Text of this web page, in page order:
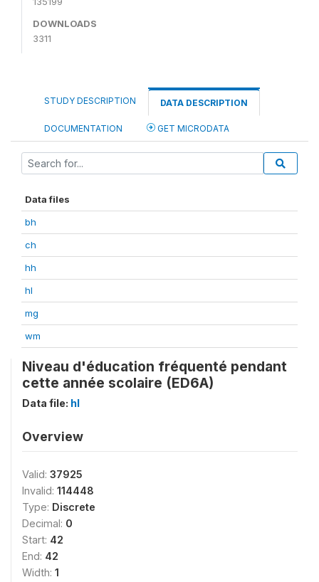
DOWNLOADS
3311
STUDY DESCRIPTION DATA DESCRIPTION
DOCUMENTATION GET MICRODATA
Data files
bh
ch
hh
hl
mg
wm
Niveau d'éducation fréquenté pendant
cette année scolaire (ED6A)
Data file: hl
Overview
Valid: 37925
Invalid: 114448
Type: Discrete
Decimal: 0
Start: 42
End: 42
Width: 1